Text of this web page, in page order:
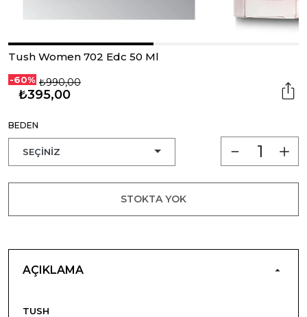
Tush Women 702 Edc 50 Ml
-60% ₺990,00
₺395,00
BEDEN
STOKTA YOK
AÇIKLAMA
TUSH